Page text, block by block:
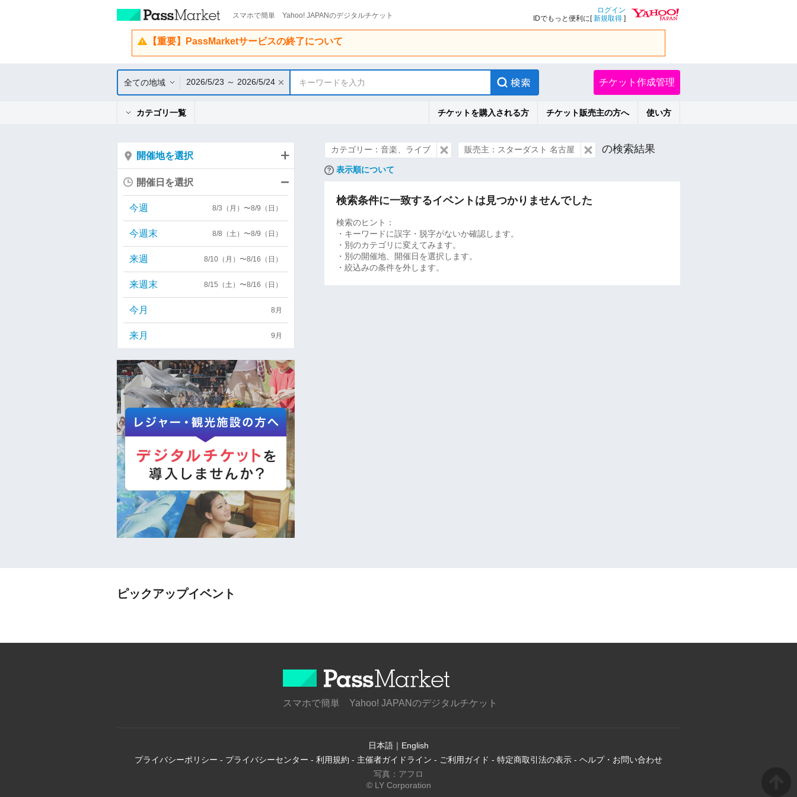
スマホで簡単 Yahoo! JAPANのデジタルチケット
ログイン
IDでもっと便利に[新規取得 ]
【重要】PassMarketサービスの終了について
全ての地域 2026/5/23 ～ 2026/5/24 キーワードを入力 チケット作成管理
カテゴリ一覧 チケットを購入される方 チケット販売主の方へ 使い方
カテゴリー：音楽、ライブ 販売主：スターダスト 名古屋 の検索結果
表示順について
検索条件に一致するイベントは見つかりませんでした
検索のヒント：
・キーワードに誤字・脱字がないか確認します。
・別のカテゴリに変えてみます。
・別の開催地、開催日を選択します。
・絞込みの条件を外します。
開催地を選択
開催日を選択
今週 8/3（月）〜8/9（日）
今週末 8/8（土）〜8/9（日）
来週 8/10（月）〜8/16（日）
来週末 8/15（土）〜8/16（日）
今月 8月
来月 9月
ピックアップイベント
スマホで簡単 Yahoo! JAPANのデジタルチケット
日本語 ｜ English
プライバシーポリシー - プライバシーセンター - 利用規約 - 主催者ガイドライン - ご利用ガイド - 特定商取引法の表示 - ヘルプ・お問い合わせ
写真：アフロ
© LY Corporation